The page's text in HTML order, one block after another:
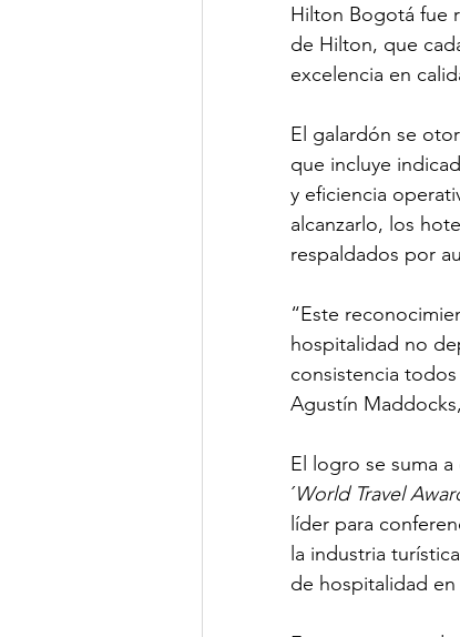
Hilton Bogotá fue
de Hilton, que
excelencia en
El galardón se
que incluye
y eficiencia
alcanzarlo, los
respaldados por
“Este
hospitalidad no
consistencia
Agustín
El logro se suma
´World Travel
líder para
la industria
de hospitalidad